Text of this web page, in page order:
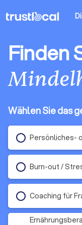
Finden
Wählen Sie das
Persönliches-
Burn-out /
Coaching für